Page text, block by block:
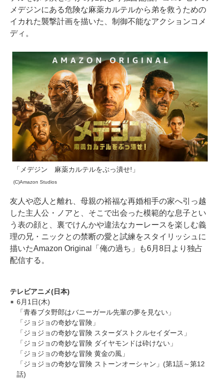
メデジンにある危険な麻薬カルテルから弟を救うための
イカれた襲撃計画を描いた、制御不能なアクションコメ
ディ。
「メデジン 麻薬カルテルをぶっ潰せ!」
(C)Amazon Studios
友人や恋人と離れ、母親の裕福な再婚相手の家へ引っ越
した主人公・ノアと、そこで出会った模範的な息子とい
う表の顔と、裏でけんかや違法なカーレースを楽しむ義
理の兄・ニックとの禁断の愛と試練をスタイリッシュに
描いたAmazon Original「俺の過ち」も6月8日より独占
配信する。
テレビアニメ(日本)
6月1日(木)
「青春ブタ野郎はバニーガール先輩の夢を見ない」
「ジョジョの奇妙な冒険」
「ジョジョの奇妙な冒険 スターダストクルセイダース」
「ジョジョの奇妙な冒険 ダイヤモンドは砕けない」
「ジョジョの奇妙な冒険 黄金の風」
「ジョジョの奇妙な冒険 ストーンオーシャン」(第1話～第12
話)